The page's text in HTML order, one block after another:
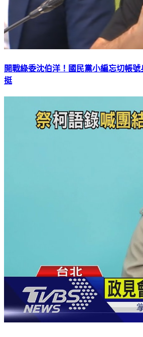
開戰綠委沈伯洋！國民黨小編忘切帳
挺